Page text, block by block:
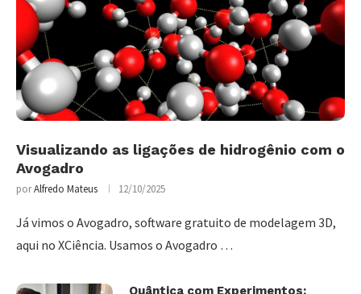
Visualizando as ligações de hidrogênio com o
Avogadro
porAlfredo Mateus 12/10/2025
Já vimos o Avogadro, software gratuito de modelagem 3D,
aqui no XCiência. Usamos o Avogadro …
Quântica com Experimentos: